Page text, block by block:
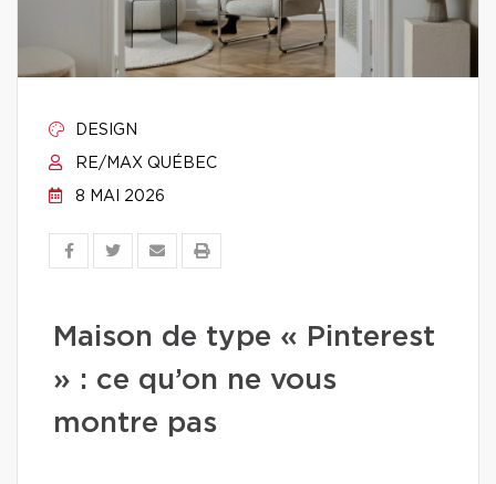
DESIGN
RE/MAX QUÉBEC
8 MAI 2026
Maison de type « Pinterest
» : ce qu’on ne vous
montre pas